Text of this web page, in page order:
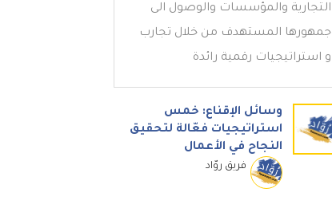
التجارية والمؤسسات والوصول الى
جمهورها المستهدف من خلال تجارب
و استراتيجيات رقمية رائدة
وسائل الإقناع: خمس
استراتيجيات فعّالة لتحقيق
النجاح في الأعمال
فريق روّاد